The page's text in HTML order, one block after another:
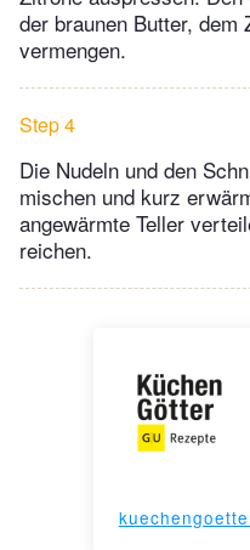
der braunen Butter,
vermengen.
Step 4
Die Nudeln und den
mischen und kurz
angewärmte Teller
reichen.